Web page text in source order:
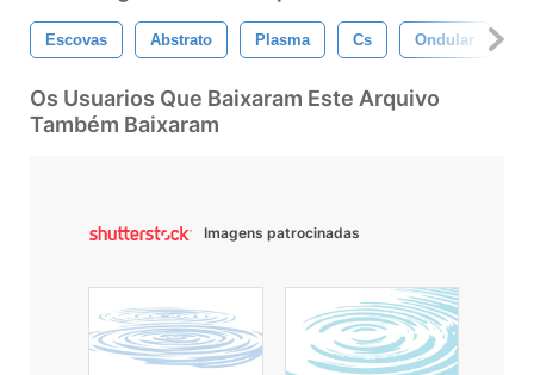
Escovas Abstrato Plasma Cs Ondular
Os Usuarios Que Baixaram Este Arquivo
Também Baixaram
Imagens patrocinadas